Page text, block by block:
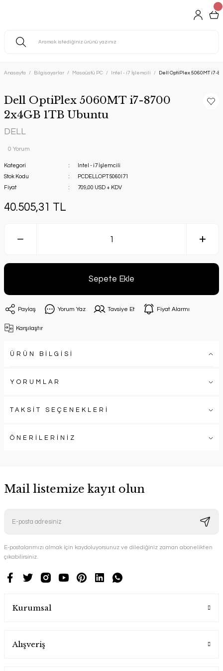
Anasayfa Bilgisayarlar Masaüstü PC Intel - i7 İşlemcili Dell OptiPlex 5060MT i7-
Dell OptiPlex 5060MT i7-8700
2x4GB 1TB Ubuntu
DELL
0 Yorum
Kategori
Intel - i7 İşlemcili
Stok Kodu
PCDELLOPT5060I71
Fiyat
709,00 USD + KDV
40.505,31 TL
Sepete Ekle
Paylaş Yorum Yaz Tavsiye Et Fiyat Alarmı
Karşılaştır
ÜRÜN BİLGİSİ
YORUMLAR
TAKSİT SEÇENEKLERİ
ÖNERİLERİNİZ
Mail listemize kayıt olun
E-postalarımızı almak için kaydoluyorsunuz ve dilediğiniz zaman abonelikten
çıkabilirsiniz.
Kurumsal
Alışveriş